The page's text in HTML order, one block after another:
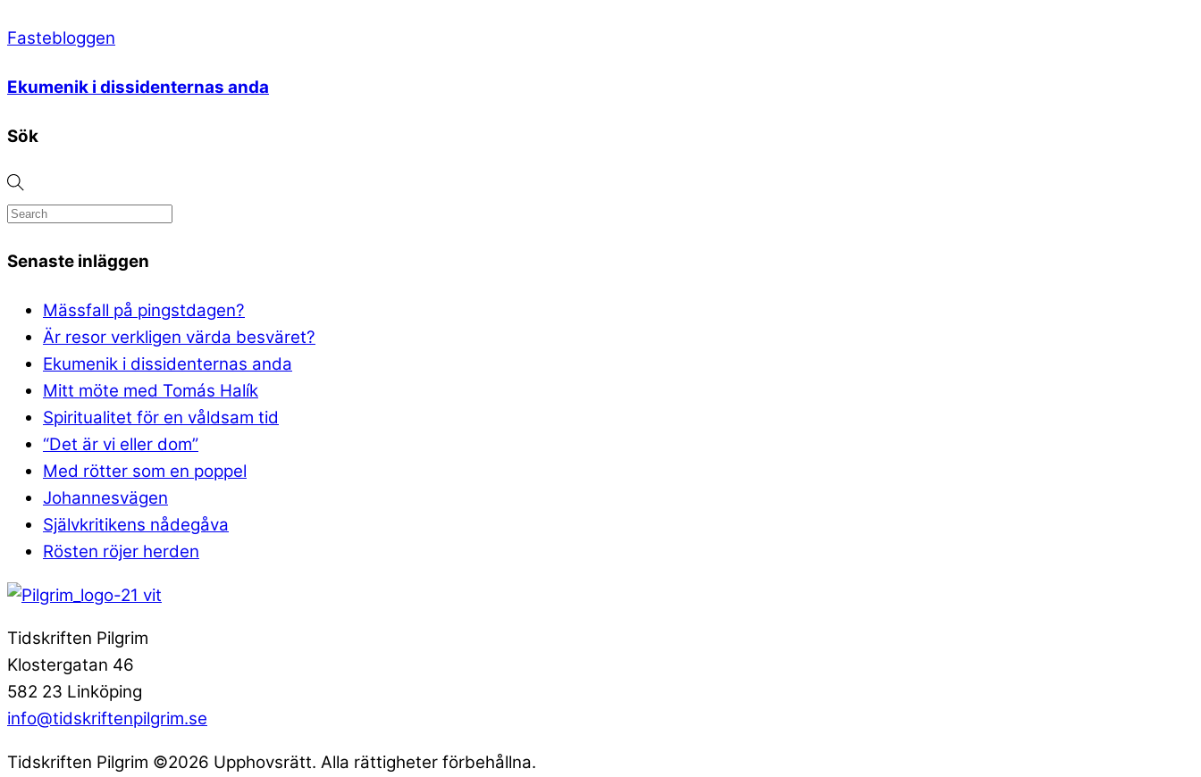
Fastebloggen
Ekumenik i dissidenternas anda
Sök
Senaste inläggen
Mässfall på pingstdagen?
Är resor verkligen värda besväret?
Ekumenik i dissidenternas anda
Mitt möte med Tomás Halík
Spiritualitet för en våldsam tid
“Det är vi eller dom”
Med rötter som en poppel
Johannesvägen
Självkritikens nådegåva
Rösten röjer herden
Tidskriften Pilgrim
Klostergatan 46
582 23 Linköping
info@tidskriftenpilgrim.se
Tidskriften Pilgrim ©2026 Upphovsrätt. Alla rättigheter förbehållna.